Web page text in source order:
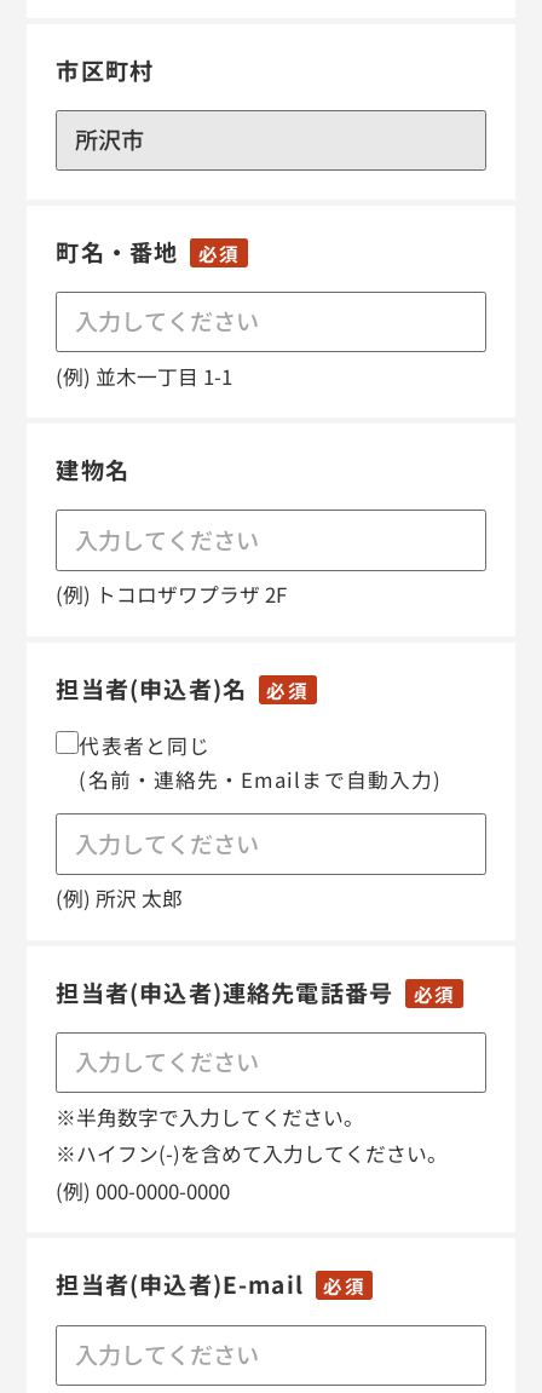
市区町村
町名・番地 必須
(例) 並木一丁目 1-1
建物名
(例) トコロザワプラザ 2F
担当者(申込者)名 必須
代表者と同じ
(名前・連絡先・Emailまで自動入力)
(例) 所沢 太郎
担当者(申込者)連絡先電話番号 必須
※半角数字で入力してください。
※ハイフン(-)を含めて入力してください。
(例) 000-0000-0000
担当者(申込者)E-mail 必須